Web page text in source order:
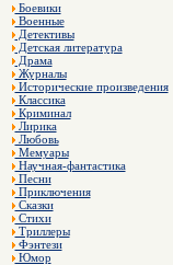
Боевики
Военные
Детективы
Детская литература
Драма
Журналы
Исторические произведения
Классика
Криминал
Лирика
Любовь
Мемуары
Научная-фантастика
Песни
Приключения
Сказки
Стихи
Триллеры
Фэнтези
Юмор